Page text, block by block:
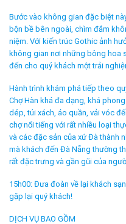
Bước vào không gian đặc biệt
bộn bề bên ngoài, chìm đắm
niệm. Với kiến trúc Gothic ảnh
không gian nơi những bông hoa
đến cho quý khách một trải
Hành trình khám phá tiếp theo
Chợ Hàn khá đa dạng, khá
dép, túi xách, áo quần, vải vóc
chợ nổi tiếng với rất nhiều loại
và các đặc sản của xứ Đà thành
mà khách đến Đà Nẵng thường
rất đặc trưng và gần gũi của
15h00: Đưa đoàn về lại khách
gặp lại quý khách!
DỊCH VỤ BAO GỒM